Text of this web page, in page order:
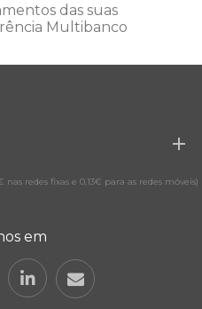
das suas
Multibanco
redes fixas e 0,13€ para as redes móveis)
em